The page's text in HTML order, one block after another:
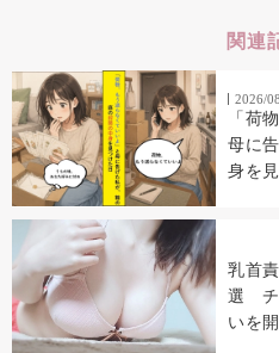
関連
2026/
「荷
母に
身を
乳首
選 チ
いを